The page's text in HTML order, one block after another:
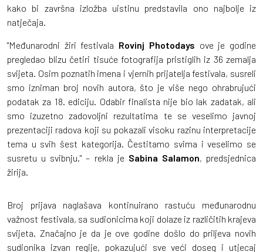
kako bi završna izložba uistinu predstavila ono najbolje iz
natječaja.
"Međunarodni žiri festivala Rovinj Photodays ove je godine
pregledao blizu četiri tisuće fotografija pristiglih iz 36 zemalja
svijeta. Osim poznatih imena i vjernih prijatelja festivala, susreli
smo izniman broj novih autora, što je više nego ohrabrujući
podatak za 18. ediciju. Odabir finalista nije bio lak zadatak, ali
smo izuzetno zadovoljni rezultatima te se veselimo javnoj
prezentaciji radova koji su pokazali visoku razinu interpretacije
tema u svih šest kategorija. Čestitamo svima i veselimo se
susretu u svibnju." – rekla je Sabina Salamon, predsjednica
žirija.
Broj prijava naglašava kontinuirano rastuću međunarodnu
važnost festivala, sa sudionicima koji dolaze iz različitih krajeva
svijeta. Značajno je da je ove godine došlo do priljeva novih
sudionika izvan regije, pokazujući sve veći doseg i utjecaj